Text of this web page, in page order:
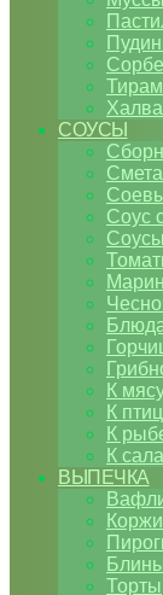
Халва
СОУСЫ
Соус
К
К
К
К
ВЫПЕЧКА